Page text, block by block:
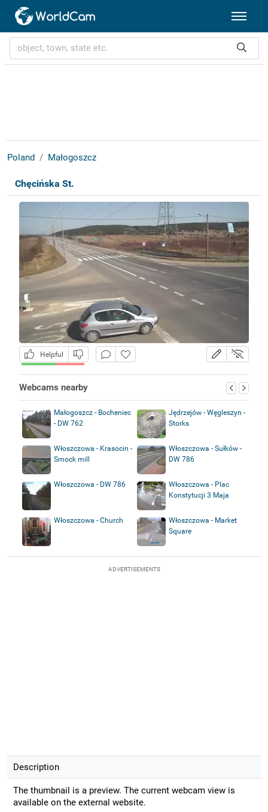
Poland Małogoszcz
Chęcińska St.
Helpful
Webcams nearby
Małogoszcz - Bocheniec
- DW 762
Jędrzejów - Węgleszyn -
Storks
Włoszczowa - Krasocin -
Smock mill
Włoszczowa - Sułków -
DW 786
Włoszczowa - DW 786
Włoszczowa - Plac
Konstytucji 3 Maja
Włoszczowa - Church
Włoszczowa - Market
Square
ADVERTISEMENTS
Description
The thumbnail is a preview. The current webcam view is
available on the external website.